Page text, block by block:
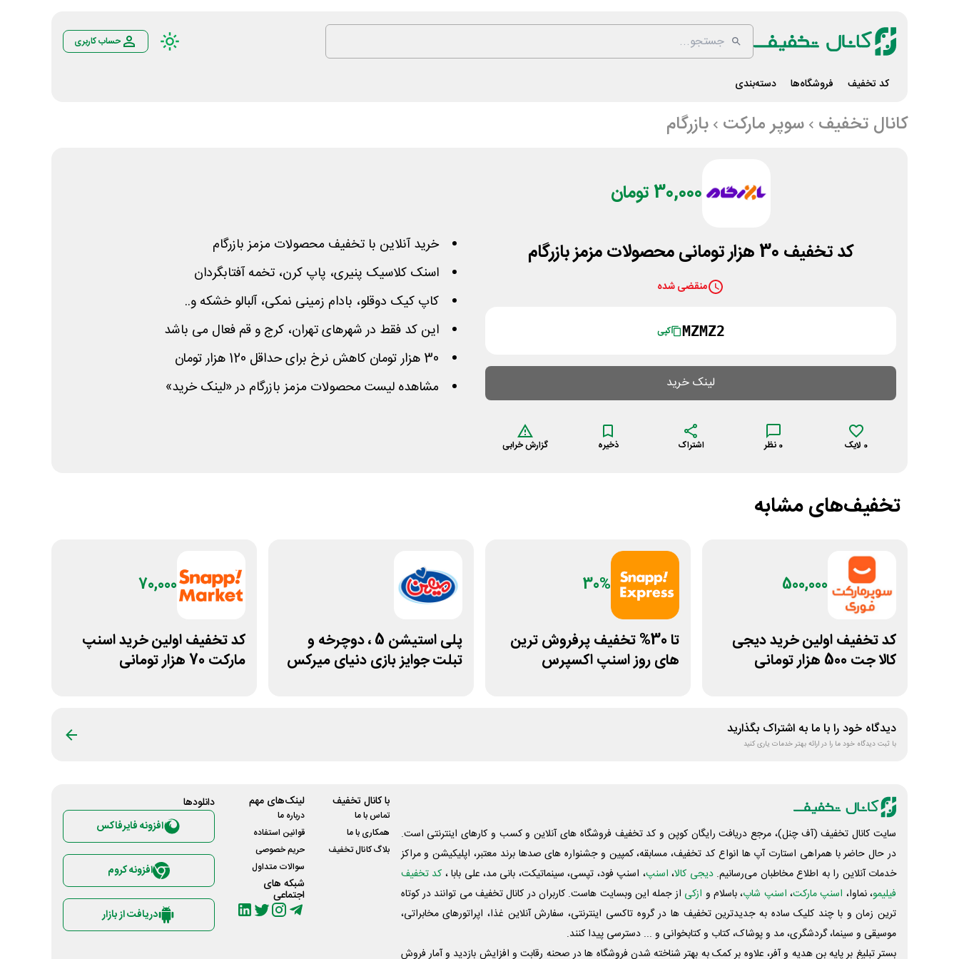
حساب کاربری
کد تخفیف فروشگاه‌ها دسته‌بندی
کانال تخفیف سوپر مارکت بازرگام
30,000 تومان
کد تخفیف 30 هزار تومانی محصولات مزمز بازرگام
منقضی شده
MZMZ2 کپی
لینک خرید
0 لایک 0 نظر اشتراک ذخیره گزارش خرابی
خرید آنلاین با تخفیف محصولات مزمز بازرگام
اسنک کلاسیک پنیری، پاپ کرن، تخمه آفتابگردان
کاپ کیک دوقلو، بادام زمینی نمکی، آلبالو خشکه و..
این کد فقط در شهرهای تهران، کرج و قم فعال می باشد
30 هزار تومان کاهش نرخ برای حداقل 120 هزار تومان
مشاهده لیست محصولات مزمز بازرگام در «لینک خرید»
تخفیف‌های مشابه
500,000
کد تخفیف اولین خرید دیجی
کالا جت 500 هزار تومانی
30%
تا 30% تخفیف پرفروش ترین
های روز اسنپ اکسپرس
پلی استیشن 5 ، دوچرخه و
تبلت جوایز بازی دنیای میرکس
70,000
کد تخفیف اولین خرید اسنپ
مارکت 70 هزار تومانی
دیدگاه خود را با ما به اشتراک بگذارید
با ثبت دیدگاه خود ما را در ارائه بهتر خدمات یاری کنید
سایت کانال تخفیف (آف چنل)، مرجع دریافت رایگان کوپن و کد تخفیف فروشگاه های آنلاین و کسب و‌ کارهای اینترنتی است.
در حال حاضر با همراهی استارت آپ ها انواع کد تخفیف، مسابقه، کمپین و جشنواره های صدها برند معتبر، اپلیکیشن و مراکز
خدمات آنلاین را به اطلاع مخاطبان می‌رسانیم. دیجی کالا، اسنپ، اسنپ فود، تپسی، سینماتیکت، بانی مد، علی‌ بابا ، کد تخفیف
فیلیمو، نماوا، اسنپ مارکت، اسنپ شاپ، باسلام و ازکی از جمله این وبسایت ‌هاست. کاربران در کانال تخفیف می توانند در کوتاه
ترین زمان و با چند کلیک ساده به جدیدترین تخفیف ها در گروه تاکسی اینترنتی، سفارش آنلاین غذا، اپراتورهای مخابراتی،
موسیقی و سینما، گردشگری، مد و پوشاک، کتاب و کتابخوانی و ... دسترسی پیدا کنند.
بستر تبلیغ بر پایه بن هدیه و آفر، علاوه بر کمک به بهتر شناخته شدن فروشگاه ها در صحنه رقابت و افزایش بازدید و آمار فروش
با کانال تخفیف
تماس با ما
همکاری با ما
بلاگ کانال تخفیف
لینک‌های مهم
درباره ما
قوانین استفاده
حریم خصوصی
سوالات متداول
شبکه های
اجتماعی
دانلود‌ها
افزونه فایرفاکس
افزونه کروم
دریافت از بازار